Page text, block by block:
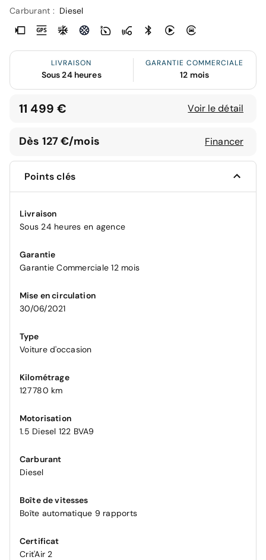
Carburant : Diesel
LIVRAISON
Sous 24 heures
GARANTIE COMMERCIALE
12 mois
11 499 € Voir le détail
Dès 127 €/mois Financer
Points clés
Livraison
Sous 24 heures en agence
Garantie
Garantie Commerciale 12 mois
Mise en circulation
30/06/2021
Type
Voiture d'occasion
Kilométrage
127 780 km
Motorisation
1.5 Diesel 122 BVA9
Carburant
Diesel
Boîte de vitesses
Boîte automatique 9 rapports
Certificat
Crit'Air 2